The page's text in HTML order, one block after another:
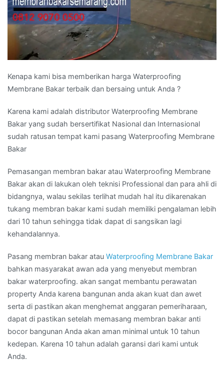
Kenapa kami bisa memberikan harga Waterproofing
Membrane Bakar terbaik dan bersaing untuk Anda ?
Karena kami adalah distributor Waterproofing Membrane
Bakar yang sudah bersertifikat Nasional dan Internasional
sudah ratusan tempat kami pasang Waterproofing Membrane
Bakar
Pemasangan membran bakar atau Waterproofing Membrane
Bakar akan di lakukan oleh teknisi Professional dan para ahli di
bidangnya, walau sekilas terlihat mudah hal itu dikarenakan
tukang membran bakar kami sudah memiliki pengalaman lebih
dari 10 tahun sehingga tidak dapat di sangsikan lagi
kehandalannya.
Pasang membran bakar atau Waterproofing Membrane Bakar
bahkan masyarakat awan ada yang menyebut membran
bakar waterproofing. akan sangat membantu perawatan
property Anda karena bangunan anda akan kuat dan awet
serta di pastikan akan menghemat anggaran pemeriharaan,
dapat di pastikan setelah memasang membran bakar anti
bocor bangunan Anda akan aman minimal untuk 10 tahun
kedepan. Karena 10 tahun adalah garansi dari kami untuk
Anda.